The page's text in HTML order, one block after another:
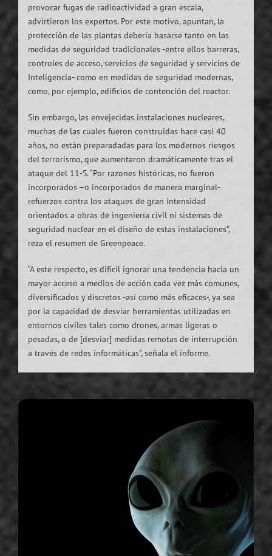
provocar fugas de radioactividad a gran escala,
advirtieron los expertos. Por este motivo, apuntan, la
protección de las plantas debería basarse tanto en las
medidas de seguridad tradicionales -entre ellos barreras,
controles de acceso, servicios de seguridad y servicios de
Inteligencia- como en medidas de seguridad modernas,
como, por ejemplo, edificios de contención del reactor.
Sin embargo, las envejecidas instalaciones nucleares,
muchas de las cuales fueron construidas hace casi 40
años, no están preparadadas para los modernos riesgos
del terrorismo, que aumentaron dramáticamente tras el
ataque del 11-S. “Por razones históricas, no fueron
incorporados –o incorporados de manera marginal-
refuerzos contra los ataques de gran intensidad ​​
orientados a obras de ingeniería civil ni sistemas de
seguridad nuclear en el diseño de estas instalaciones”,
reza el resumen de Greenpeace.
“A este respecto, es difícil ignorar una tendencia hacia un
mayor acceso a medios de acción cada vez más comunes,
diversificados y discretos -así como más eficaces-, ya sea
por la capacidad de desviar herramientas utilizadas en
entornos civiles tales como drones, armas ligeras o
pesadas, o de [desviar] medidas remotas de interrupción
a través de redes informáticas”, señala el informe.